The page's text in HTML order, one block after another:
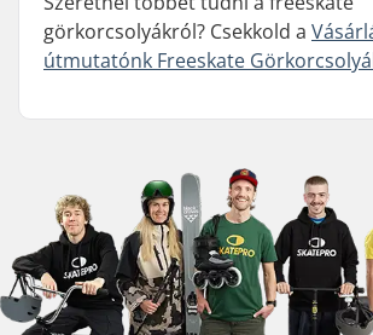
görkorcsolyákról? Csekkold a
útmutatónk Freeskate